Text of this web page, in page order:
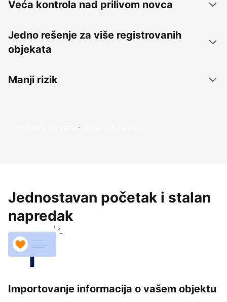
Veća kontrola nad prilivom novca
Jedno rešenje za više registrovanih
objekata
Manji rizik
Počnite da zarađujete već danas
Jednostavan početak i stalan
napredak
Importovanje informacija o vašem objektu